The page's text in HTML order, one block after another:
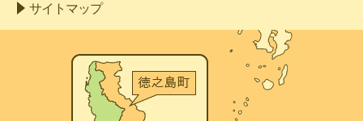
サイトマップ